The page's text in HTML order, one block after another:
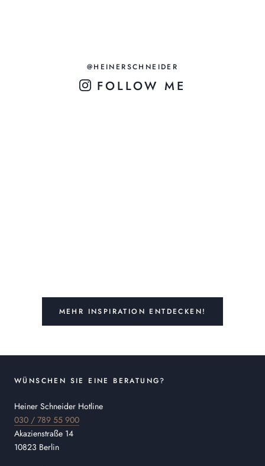
@HEINERSCHNEIDER
FOLLOW ME
MEHR INSPIRATION ENTDECKEN!
WÜNSCHEN SIE EINE BERATUNG?
Heiner Schneider Hotline
030 / 789 55 900
Akazienstraße 14
10823 Berlin